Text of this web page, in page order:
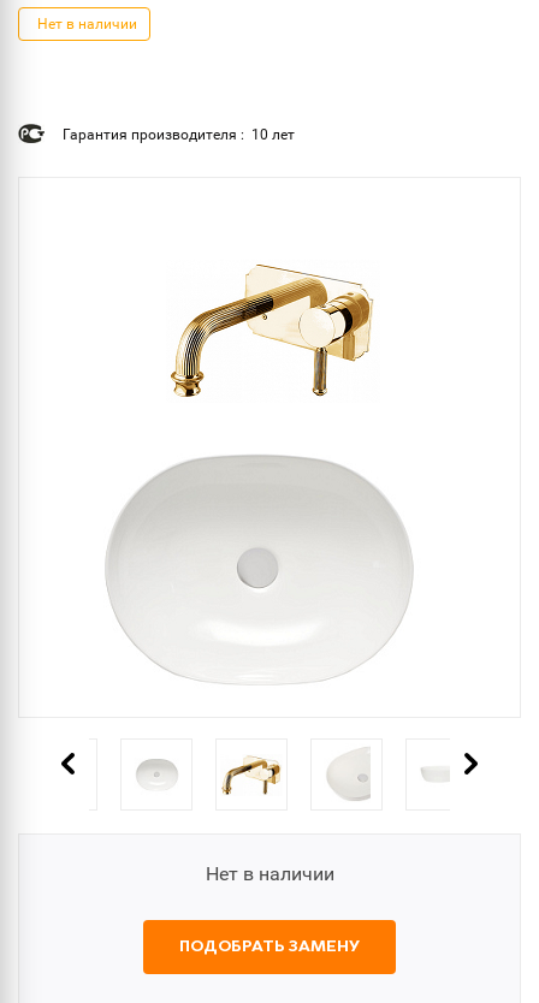
Нет в наличии
Гарантия производителя : 10 лет
Нет в наличии
ПОДОБРАТЬ ЗАМЕНУ